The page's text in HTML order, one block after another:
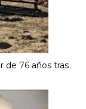
de 76 años tras